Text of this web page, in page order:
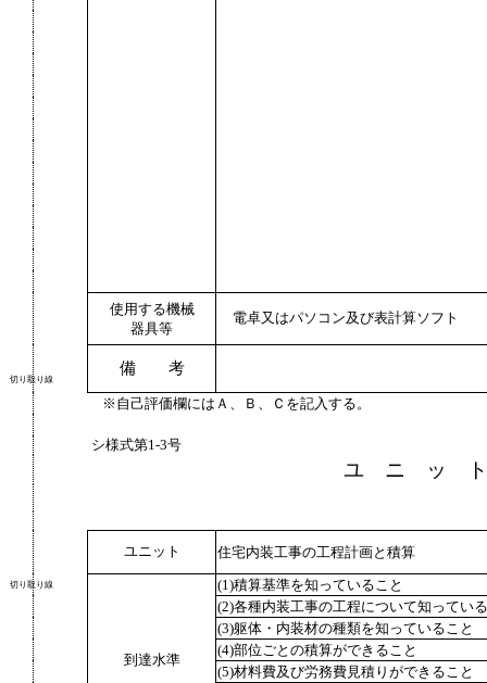
使用する機械
器具等
電卓又はパソコン及び表計算ソフト
切り取り線
備 考
※自己評価欄にはＡ、Ｂ、Ｃを記入する。
シ様式第1-3号
ユ ニ ッ
切り取り線
ユニット 住宅内装工事の工程計画と積算
到達水準
(1)積算基準を知っていること
(2)各種内装工事の工程について知ってい
(3)躯体・内装材の種類を知っていること
(4)部位ごとの積算ができること
(5)材料費及び労務費見積りができること